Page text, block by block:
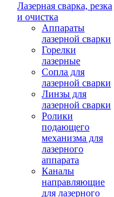
Лазерная сварка, резка
и очистка
Аппараты
лазерной сварки
Горелки
лазерные
Сопла для
лазерной сварки
Линзы для
лазерной сварки
Ролики
подающего
механизма для
лазерного
аппарата
Каналы
направляющие
для лазерного